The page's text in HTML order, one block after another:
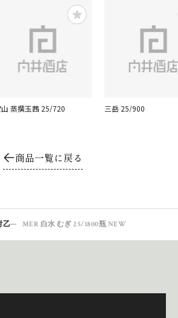
山 蒸撰玉茜 25/720 三岳 25/900
商品一覧に戻る
乙 MER 白水 むぎ 25/1800瓶 NEW